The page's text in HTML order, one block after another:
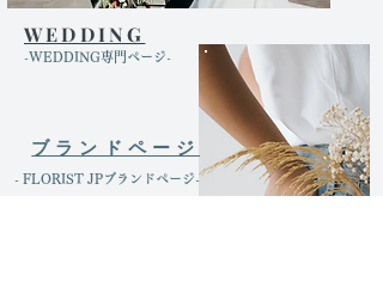
WEDDING
​-WEDDING専門ページ-
ブランドページ
​- FLORIST JPブランドページ-